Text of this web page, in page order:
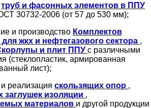
труб и фасонных элементов в ППУ
30732-2006 (от 57 до 530 мм);
и производство Комплектов
жкх и нефтегазового сектора ,
и плит ППУ с различными
(стеклопластик, армированная
лист);
реализация скользящих опор ,
заглушек изоляции ,
материалов и другой продукции